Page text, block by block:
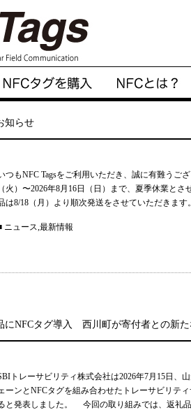
知らせ
つもNFC Tagsをご利用いただき、誠に有難う
（火）〜2026年8月16日（日）まで、夏季休業と
は8/18（月）より順次発送をさせていただきま
ニュース,最新情報
にNFCタグ導入 西川町が寄付者との新
トレーサビリティ株式会社は2026年7月15日、
ーンとNFCタグを組み合わせたトレーサビリテ
と発表しました。 今回の取り組みでは、返礼